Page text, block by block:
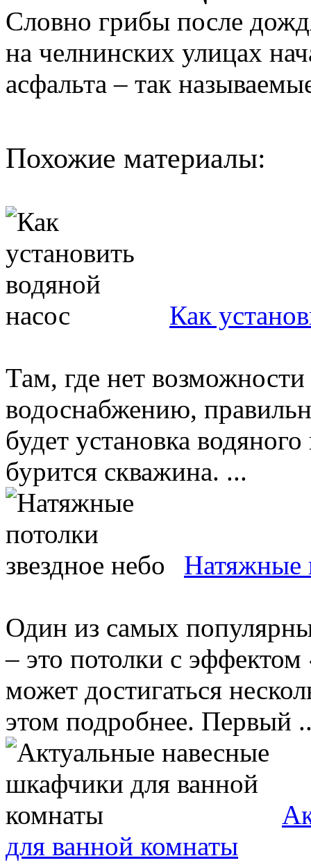
Словно грибы после
на челнинских улицах
асфальта – так
Похожие материалы:
Как
Там, где нет
водоснабжению,
будет установка
бурится скважина. ...
Натяжные
Один из самых
– это потолки с
может достигаться
этом подробнее. Первый
для ванной комнаты